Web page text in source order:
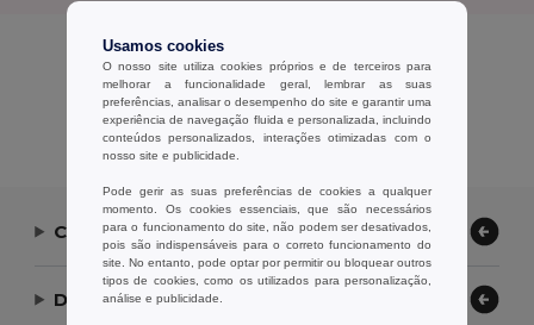
Sem resultados.
Sem resultados.
Exibindo Todos Os Produtos.
Contate-nos
Deixe-nos ajudar
Usamos cookies
O nosso site utiliza cookies próprios e de terceiros para
melhorar a funcionalidade geral, lembrar as suas
preferências, analisar o desempenho do site e garantir uma
experiência de navegação fluida e personalizada, incluindo
conteúdos personalizados, interações otimizadas com o
nosso site e publicidade.
Pode gerir as suas preferências de cookies a qualquer
momento. Os cookies essenciais, que são necessários
para o funcionamento do site, não podem ser desativados,
pois são indispensáveis para o correto funcionamento do
site. No entanto, pode optar por permitir ou bloquear outros
tipos de cookies, como os utilizados para personalização,
análise e publicidade.